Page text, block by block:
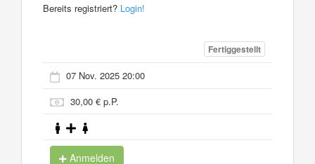
Bereits registriert? Login!
Fertiggestellt
07 Nov. 2025 20:00
30,00 € p.P.
Anmelden